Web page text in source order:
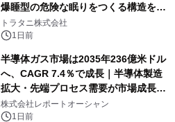
爆睡型の危険な眠りをつくる構造を解
説
トラタニ株式会社
1日前
半導体ガス市場は2035年236億米ドル
へ、CAGR 7.4％で成長｜半導体製造
拡大・先端プロセス需要が市場成長を
加速
株式会社レポートオーシャン
1日前